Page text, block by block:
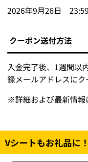
2026年9月26日 23:59
クーポン送付方法
入金完了後、1週間以
録メールアドレスに
※詳細および最新情報
Vシートもお礼品に！